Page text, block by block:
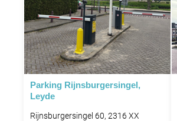
Parking Rijnsburgersingel,
Leyde
Rijnsburgersingel 60, 2316 XX